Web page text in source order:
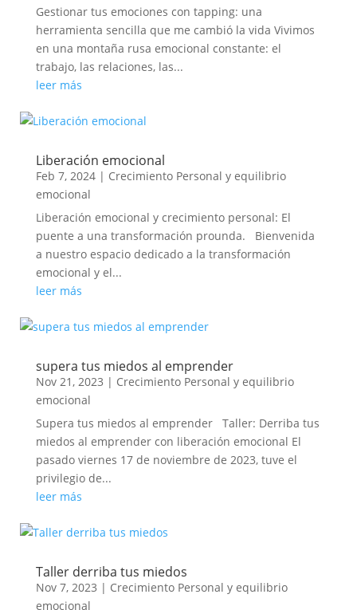
Gestionar tus emociones con tapping: una
herramienta sencilla que me cambió la vida Vivimos
en una montaña rusa emocional constante: el
trabajo, las relaciones, las...
leer más
Liberación emocional
Feb 7, 2024| Crecimiento Personal y equilibrio
emocional
Liberación emocional y crecimiento personal: El
puente a una transformación prounda. Bienvenida
a nuestro espacio dedicado a la transformación
emocional y el...
leer más
supera tus miedos al emprender
Nov 21, 2023 | Crecimiento Personal y equilibrio
emocional
Supera tus miedos al emprender Taller: Derriba tus
miedos al emprender con liberación emocional El
pasado viernes 17 de noviembre de 2023, tuve el
privilegio de...
leer más
Taller derriba tus miedos
Nov 7, 2023 | Crecimiento Personal y equilibrio
emocional